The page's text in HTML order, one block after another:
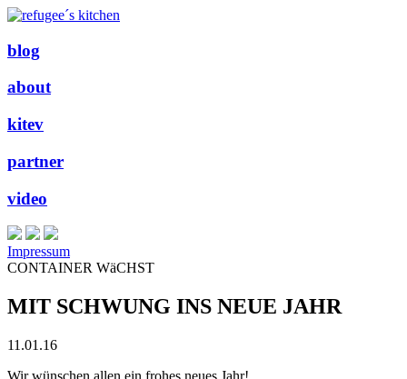
blog
about
kitev
partner
video
Impressum
CONTAINER WäCHST
MIT SCHWUNG INS NEUE JAHR
11.01.16